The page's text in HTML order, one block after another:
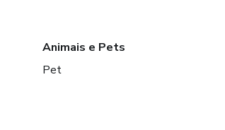
Animais e Pets
Pet